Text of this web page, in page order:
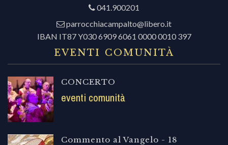
041.900201
parrocchiacampalto@libero.it
IBAN IT87 Y030 6909 6061 0000 0010 397
EVENTI COMUNITÀ
CONCERTO
eventi comunità
Commento al Vangelo - 18